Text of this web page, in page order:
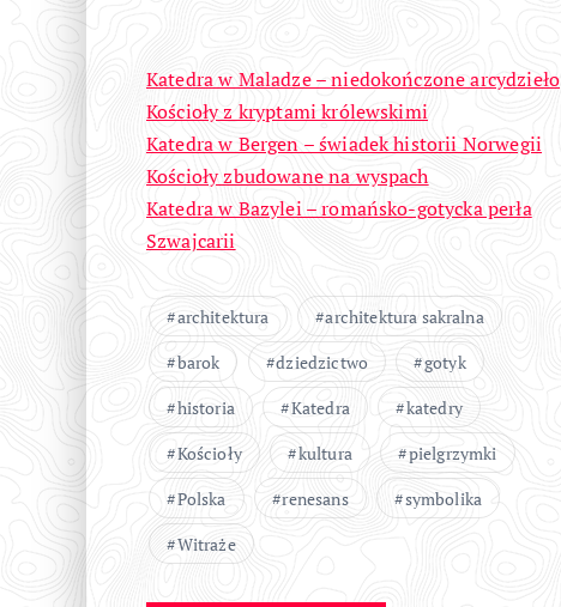
Katedra w Maladze – niedokończone arcydzieło
Kościoły z kryptami królewskimi
Katedra w Bergen – świadek historii Norwegii
Kościoły zbudowane na wyspach
Katedra w Bazylei – romańsko-gotycka perła
Szwajcarii
architektura
architektura sakralna
barok
dziedzictwo
gotyk
historia
Katedra
katedry
Kościoły
kultura
pielgrzymki
Polska
renesans
symbolika
Witraże